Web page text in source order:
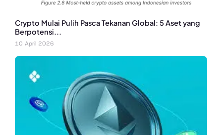
Crypto Mulai Pulih Pasca Tekanan Global: 5 Aset yang
Berpotensi...
10 April 2026